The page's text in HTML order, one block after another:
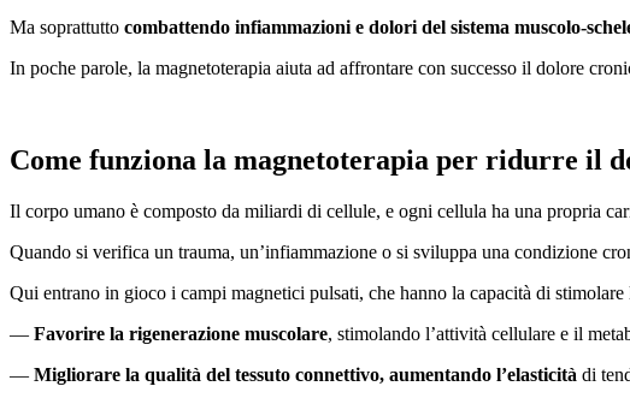
Ma soprattutto combattendo infiammazioni e dolori del sistema muscolo-
In poche parole, la magnetoterapia aiuta ad affrontare con successo il dolore
Come funziona la magnetoterapia per ridurre il
Il corpo umano è composto da miliardi di cellule, e ogni cellula ha una propria
Quando si verifica un trauma, un’infiammazione o si sviluppa una condizione
Qui entrano in gioco i campi magnetici pulsati, che hanno la capacità di
— Favorire la rigenerazione muscolare, stimolando l’attività cellulare e il
— Migliorare la qualità del tessuto connettivo, aumentando l’elasticità di